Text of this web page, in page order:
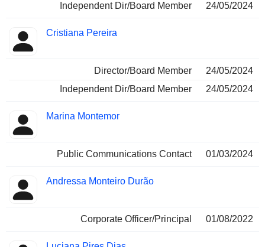
Independent Dir/Board Member
24/05/2024
Cristiana Pereira
Director/Board Member
24/05/2024
Independent Dir/Board Member
24/05/2024
Marina Montemor
Public Communications Contact 01/03/2024
Andressa Monteiro Durão
Corporate Officer/Principal 01/08/2022